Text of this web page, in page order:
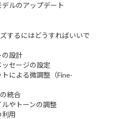
ルのアップデート
するにはどうすればいいで
の設計
ッセージの設定
による微調整（Fine-
統合
ルやトーンの調整
利用